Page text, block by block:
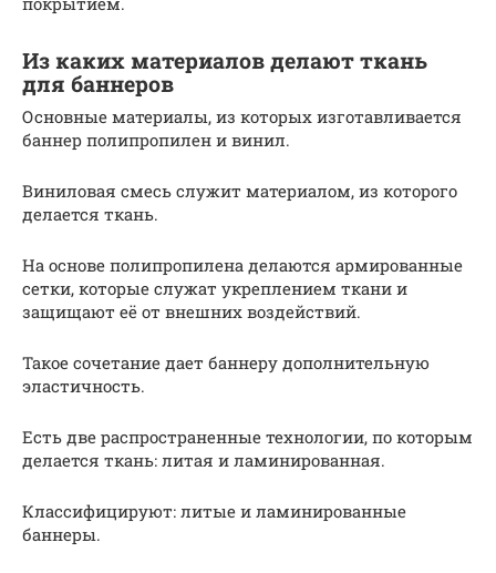
Из каких материалов делают ткань
для баннеров
Основные материалы, из которых изготавливается
баннер полипропилен и винил.
Виниловая смесь служит материалом, из которого
делается ткань.
На основе полипропилена делаются армированные
сетки, которые служат укреплением ткани и
защищают её от внешних воздействий.
Такое сочетание дает баннеру дополнительную
эластичность.
Есть две распространенные технологии, по которым
делается ткань: литая и ламинированная.
Классифицируют: литые и ламинированные
баннеры.